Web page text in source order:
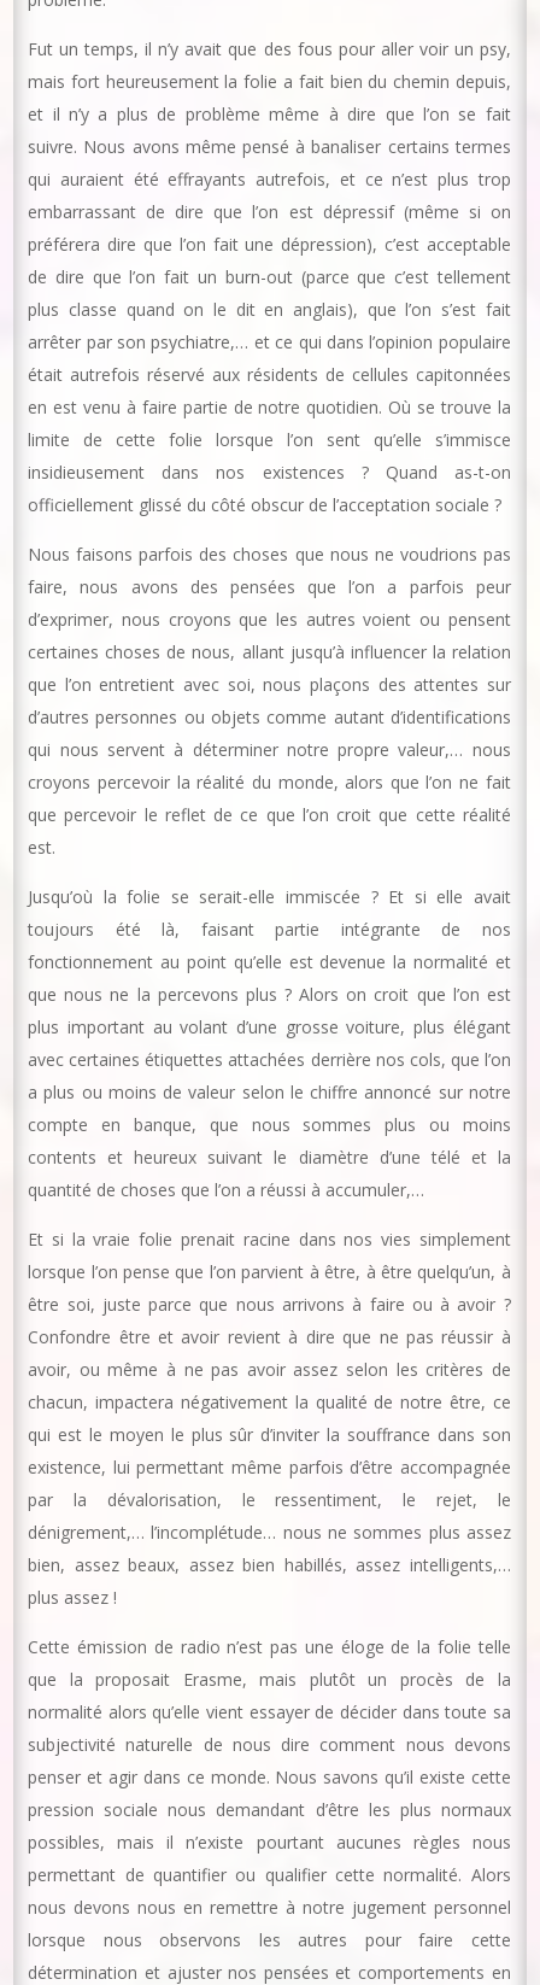
Fut un temps, il n’y avait que des fous pour aller voir un psy,
mais fort heureusement la folie a fait bien du chemin depuis,
et il n’y a plus de problème même à dire que l’on se fait
suivre. Nous avons même pensé à banaliser certains termes
qui auraient été effrayants autrefois, et ce n’est plus trop
embarrassant de dire que l’on est dépressif (même si on
préférera dire que l’on fait une dépression), c’est acceptable
de dire que l’on fait un burn-out (parce que c’est tellement
plus classe quand on le dit en anglais), que l’on s’est fait
arrêter par son psychiatre,… et ce qui dans l’opinion populaire
était autrefois réservé aux résidents de cellules capitonnées
en est venu à faire partie de notre quotidien. Où se trouve la
limite de cette folie lorsque l’on sent qu’elle s’immisce
insidieusement dans nos existences ? Quand as-t-on
officiellement glissé du côté obscur de l’acceptation sociale ?
Nous faisons parfois des choses que nous ne voudrions pas
faire, nous avons des pensées que l’on a parfois peur
d’exprimer, nous croyons que les autres voient ou pensent
certaines choses de nous, allant jusqu’à influencer la relation
que l’on entretient avec soi, nous plaçons des attentes sur
d’autres personnes ou objets comme autant d’identifications
qui nous servent à déterminer notre propre valeur,… nous
croyons percevoir la réalité du monde, alors que l’on ne fait
que percevoir le reflet de ce que l’on croit que cette réalité
est.
Jusqu’où la folie se serait-elle immiscée ? Et si elle avait
toujours été là, faisant partie intégrante de nos
fonctionnement au point qu’elle est devenue la normalité et
que nous ne la percevons plus ? Alors on croit que l’on est
plus important au volant d’une grosse voiture, plus élégant
avec certaines étiquettes attachées derrière nos cols, que l’on
a plus ou moins de valeur selon le chiffre annoncé sur notre
compte en banque, que nous sommes plus ou moins
contents et heureux suivant le diamètre d’une télé et la
quantité de choses que l’on a réussi à accumuler,…
Et si la vraie folie prenait racine dans nos vies simplement
lorsque l’on pense que l’on parvient à être, à être quelqu’un, à
être soi, juste parce que nous arrivons à faire ou à avoir ?
Confondre être et avoir revient à dire que ne pas réussir à
avoir, ou même à ne pas avoir assez selon les critères de
chacun, impactera négativement la qualité de notre être, ce
qui est le moyen le plus sûr d’inviter la souffrance dans son
existence, lui permettant même parfois d’être accompagnée
par la dévalorisation, le ressentiment, le rejet, le
dénigrement,… l’incomplétude… nous ne sommes plus assez
bien, assez beaux, assez bien habillés, assez intelligents,…
plus assez !
Cette émission de radio n’est pas une éloge de la folie telle
que la proposait Erasme, mais plutôt un procès de la
normalité alors qu’elle vient essayer de décider dans toute sa
subjectivité naturelle de nous dire comment nous devons
penser et agir dans ce monde. Nous savons qu’il existe cette
pression sociale nous demandant d’être les plus normaux
possibles, mais il n’existe pourtant aucunes règles nous
permettant de quantifier ou qualifier cette normalité. Alors
nous devons nous en remettre à notre jugement personnel
lorsque nous observons les autres pour faire cette
détermination et ajuster nos pensées et comportements en